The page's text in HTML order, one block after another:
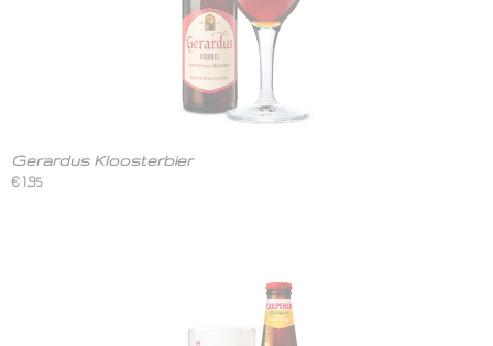
Gerardus Kloosterbier
€ 1,95